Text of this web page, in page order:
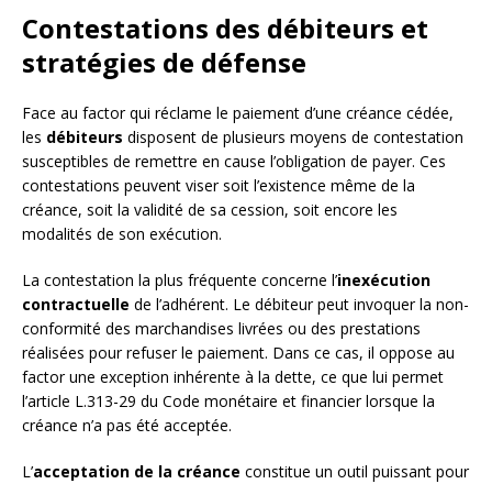
Contestations des débiteurs et
stratégies de défense
Face au factor qui réclame le paiement d’une créance cédée,
les débiteurs disposent de plusieurs moyens de contestation
susceptibles de remettre en cause l’obligation de payer. Ces
contestations peuvent viser soit l’existence même de la
créance, soit la validité de sa cession, soit encore les
modalités de son exécution.
La contestation la plus fréquente concerne l’inexécution
contractuelle de l’adhérent. Le débiteur peut invoquer la non-
conformité des marchandises livrées ou des prestations
réalisées pour refuser le paiement. Dans ce cas, il oppose au
factor une exception inhérente à la dette, ce que lui permet
l’article L.313-29 du Code monétaire et financier lorsque la
créance n’a pas été acceptée.
L’acceptation de la créance constitue un outil puissant pour